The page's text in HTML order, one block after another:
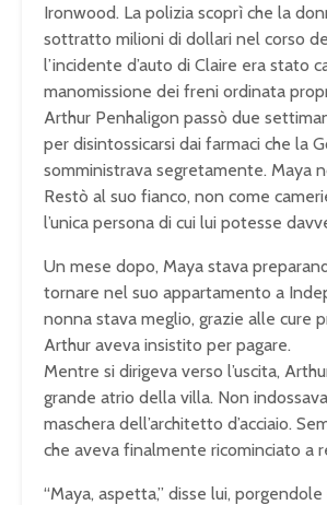
Ironwood. La polizia scoprì che la
sottratto milioni di dollari nel corso
l’incidente d’auto di Claire era stato
manomissione dei freni ordinata
Arthur Penhaligon passò due
per disintossicarsi dai farmaci che la
somministrava segretamente. Maya
Restò al suo fianco, non come
l’unica persona di cui lui potesse
Un mese dopo, Maya stava
tornare nel suo appartamento a
nonna stava meglio, grazie alle cure
Arthur aveva insistito per pagare.
Mentre si dirigeva verso l’uscita,
grande atrio della villa. Non
maschera dell’architetto d’acciaio.
che aveva finalmente ricominciato a
“Maya, aspetta,” disse lui,